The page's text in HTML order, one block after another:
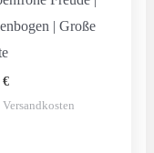
| Große
€
Versandkosten